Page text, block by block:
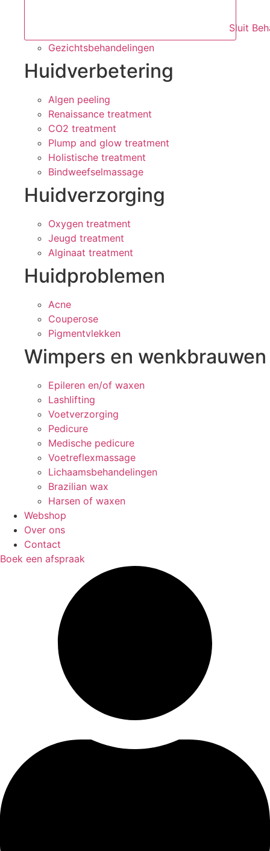
Sluit
Gezichtsbehandelingen
Huidverbetering
Algen peeling
Renaissance treatment
CO2 treatment
Plump and glow treatment
Holistische treatment
Bindweefselmassage
Huidverzorging
Oxygen treatment
Jeugd treatment
Alginaat treatment
Huidproblemen
Acne
Couperose
Pigmentvlekken
Wimpers en wenkbrauwen
Epileren en/of waxen
Lashlifting
Voetverzorging
Pedicure
Medische pedicure
Voetreflexmassage
Lichaamsbehandelingen
Brazilian wax
Harsen of waxen
Webshop
Over ons
Contact
Boek een afspraak